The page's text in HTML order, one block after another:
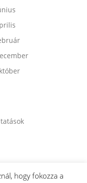
hogy fokozza a